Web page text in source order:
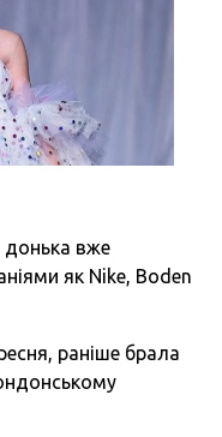
донька вже
як Nike, Boden
раніше брала